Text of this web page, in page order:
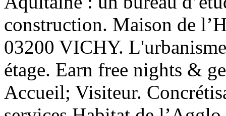
construction. Maison de
03200 VICHY.
étage. Earn free nights &
Accueil; Visiteur.